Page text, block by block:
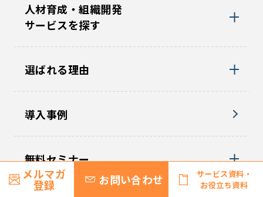
メルマガ
登録 お問い合わせ
サービス資料・
お役立ち資料
人材育成・組織開発
サービスを探す
選ばれる理由
導入事例
無料セミナー